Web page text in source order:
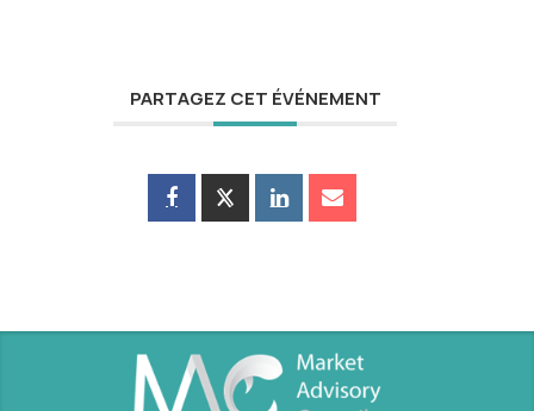
PARTAGEZ CET ÉVÉNEMENT